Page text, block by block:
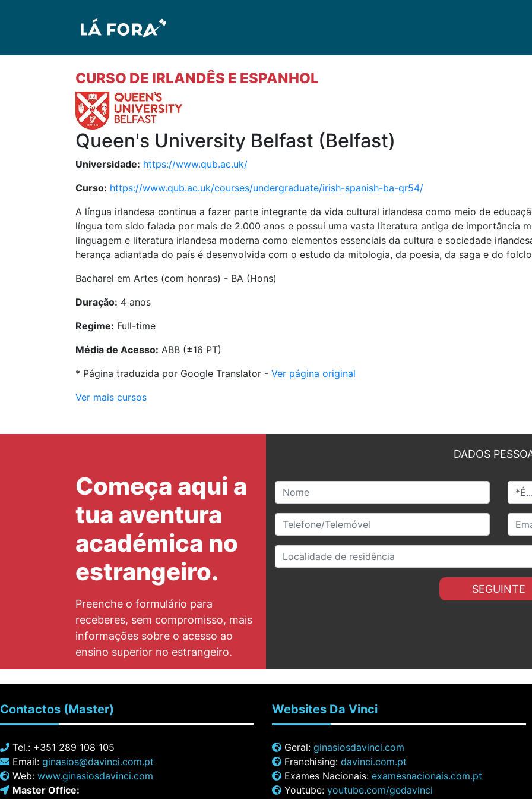
CURSO DE IRLANDÊS E ESPANHOL
Queen's University Belfast (Belfast)
Universidade: https://www.qub.ac.uk/
Curso: https://www.qub.ac.uk/courses/undergraduate/irish-spanish-ba-qr54/
A língua irlandesa continua a fazer parte integrante da vida cultural irlandesa como meio de
língua tem sido falada por mais de 2.000 anos e possui uma vasta literatura antiga de importância
linguagem e literatura irlandesa moderna como elementos essenciais da cultura e sociedade
herança adiantada do país é desenvolvida com o estudo da mitologia, da poesia, da saga e do
Bacharel em Artes (com honras) - BA (Hons)
Duração: 4 anos
Regime: Full-time
Média de Acesso: ABB (±16 PT)
* Página traduzida por Google Translator - Ver página original
Ver mais cursos
Começa aqui a
tua aventura
académica no
estrangeiro.
Preenche o formulário para
receberes, sem compromisso, mais
informações sobre o acesso ao
ensino superior no estrangeiro.
DADOS
SEGUINTE
Contactos (Master)
Tel.: +351 289 108 105
Email: ginasios@davinci.com.pt
Web: www.ginasiosdavinci.com
Master Office:
Websites Da Vinci
Geral: ginasiosdavinci.com
Franchising: davinci.com.pt
Exames Nacionais: examesnacionais.com.pt
Youtube: youtube.com/gedavinci